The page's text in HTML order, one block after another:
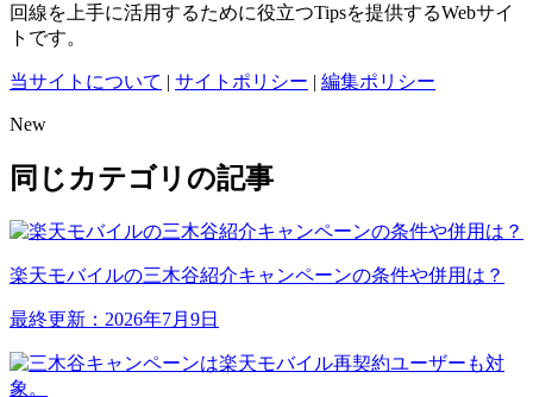
回線を上手に活用するために役立つTipsを提供するWebサイ
トです。
当サイトについて | サイトポリシー | 編集ポリシー
New
同じカテゴリの記事
楽天モバイルの三木谷紹介キャンペーンの条件や併用は？
最終更新：2026年7月9日